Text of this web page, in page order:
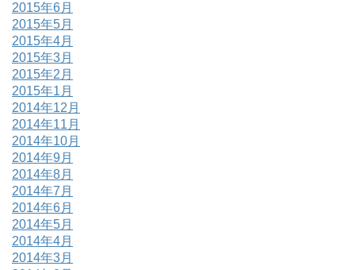
2015年6月
2015年5月
2015年4月
2015年3月
2015年2月
2015年1月
2014年12月
2014年11月
2014年10月
2014年9月
2014年8月
2014年7月
2014年6月
2014年5月
2014年4月
2014年3月